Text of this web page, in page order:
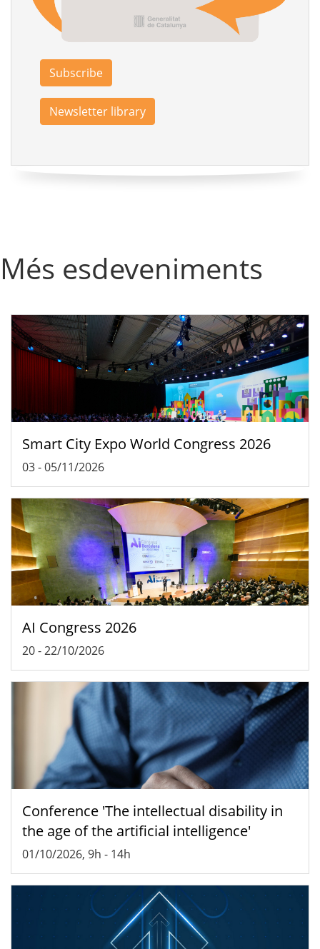
Subscribe
Newsletter library
Més esdeveniments
Smart City Expo World Congress 2026
03-05/11/2026
AI Congress 2026
20-22/10/2026
Conference 'The intellectual disability in
the age of the artificial intelligence'
01/10/2026, 9h - 14h